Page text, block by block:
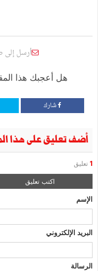
أرسل
هل أعجبك هذا
شارك
أضف تعليق على هذا
1 تعليق
اكتب تعليق
الإسم
البريد الإلكتروني
الرسالة